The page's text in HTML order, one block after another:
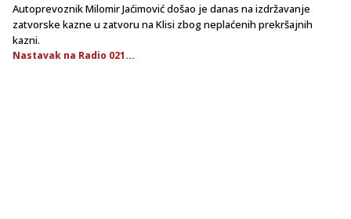
Autoprevoznik Milomir Jaćimović došao je danas na izdržavanje
zatvorske kazne u zatvoru na Klisi zbog neplaćenih prekršajnih
kazni.
Nastavak na Radio 021...